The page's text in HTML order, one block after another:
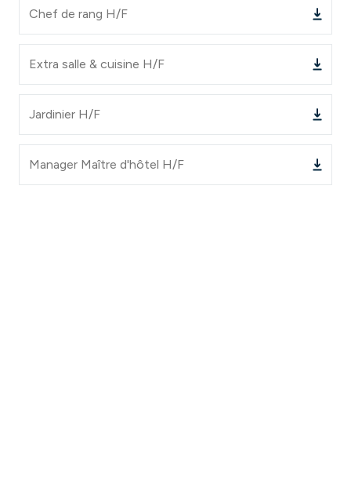
Chef de rang H/F
Extra salle & cuisine H/F
Jardinier H/F
Manager Maître d'hôtel H/F